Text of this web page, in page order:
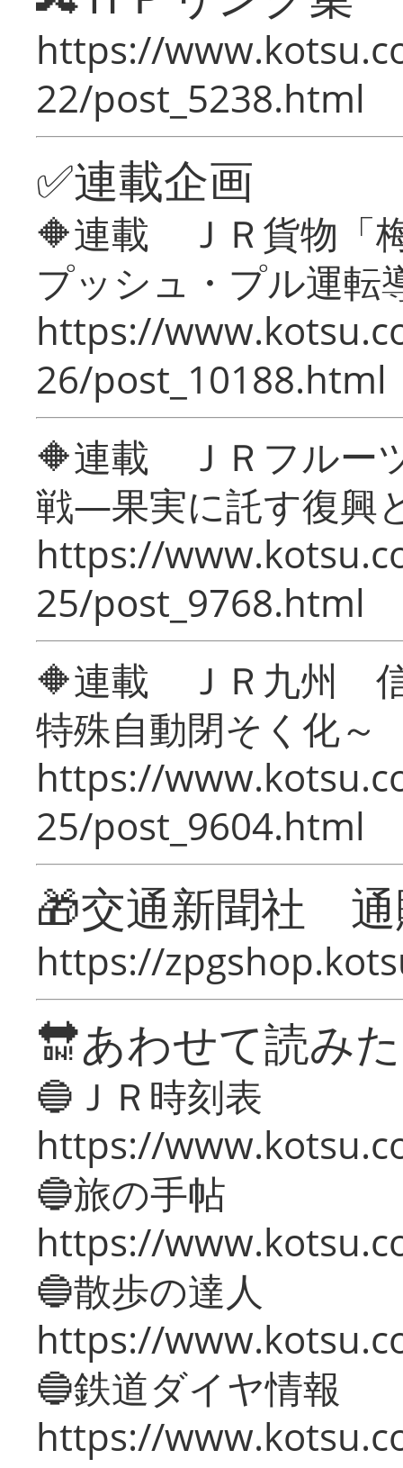
https://
22/post_5238.html
✅連載企画
🔶連載 ＪＲ貨物「
プッシュ・プル運転
https://
26/post_10188.html
🔶連載 ＪＲフルー
戦―果実に託す復興
https://
25/post_9768.html
🔶連載 ＪＲ九州 信
特殊自動閉そく化～
https://
25/post_9604.html
🎁交通新聞社
https://
🔛あわせて読み
🔵ＪＲ時刻表
https://
🔵旅の手帖
https://
🔵散歩の達人
https://
🔵鉄道ダイヤ情報
https://